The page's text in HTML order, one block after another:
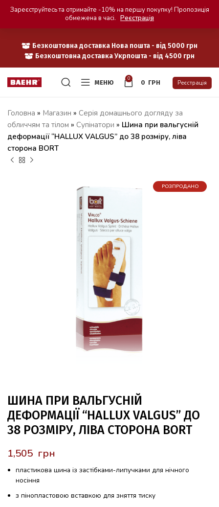
Безкоштовна доставка Нова пошта - від 5000 грн
Безкоштовна доставка Укрпошта - від 4500 грн
МЕНЮ
0
0 ГРН Реєстрація
Головна » Магазин » Серія домашнього догляду за
обличчям та тілом » Супінатори » Шина при вальгусній
деформації “HALLUX VALGUS” до 38 розміру, ліва
сторона BORT
РОЗПРОДАНО
ШИНА ПРИ ВАЛЬГУСНІЙ
ДЕФОРМАЦІЇ “HALLUX VALGUS” ДО
38 РОЗМІРУ, ЛІВА СТОРОНА BORT
грн
пластикова шина із застібками-липучками для нічного
носіння
з пінопластовою вставкою для зняття тиску
Зареєструйтесь та отримайте -10% на першу покупку! Пропозиція
обмежена в часі. Реєстрація